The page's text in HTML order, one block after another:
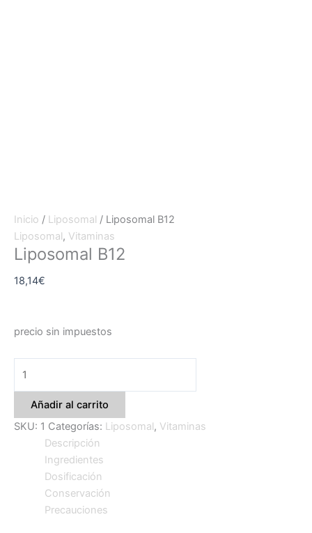
Inicio / Liposomal / Liposomal B12
Liposomal, Vitaminas
Liposomal B12
18,14€
precio sin impuestos
Añadir al carrito
SKU: 1 Categorías: Liposomal, Vitaminas
Descripción
Ingredientes
Dosificación
Conservación
Precauciones